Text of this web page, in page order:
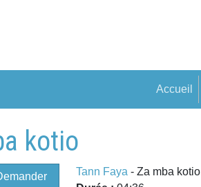
Accueil
kotio
Tann Faya - Za mba kotio